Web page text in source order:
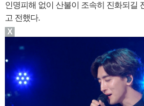
인명피해 없이 산불이 조속히 진화되길
고 전했다.
X